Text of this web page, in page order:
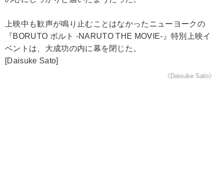
上映中も歓声が鳴り止むことはなかったニューヨークの
『BORUTO ボルト -NARUTO THE MOVIE-』特別上映イ
ベントは、大成功の内に幕を閉じた。
[Daisuke Sato]
《Daisuke Sato》